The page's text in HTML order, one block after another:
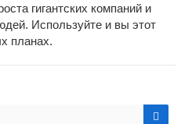
гигантских компаний и
Используйте и вы этот
планах.